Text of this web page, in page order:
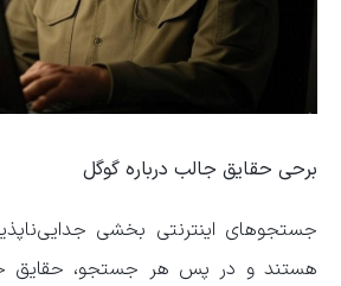
برحی حقایق جالب درباره گوگل
جستجوهای اینترنتی بخشی
هستند و در پس هر جستجو، حقایق